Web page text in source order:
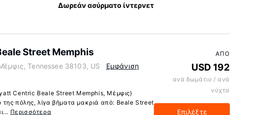
Δωρεάν ασύρματο ίντερνετ
Street Memphis
Tennessee 38103, US
Εμφάνιση
Centric Beale Street Memphis, Μέμφις)
της πόλης, λίγα βήματα μακριά από: Beale Street
Περισσότερα
ΑΠΌ
USD 192
ανά δωμάτιο / ανά
νύχτα
Επιλέξτε